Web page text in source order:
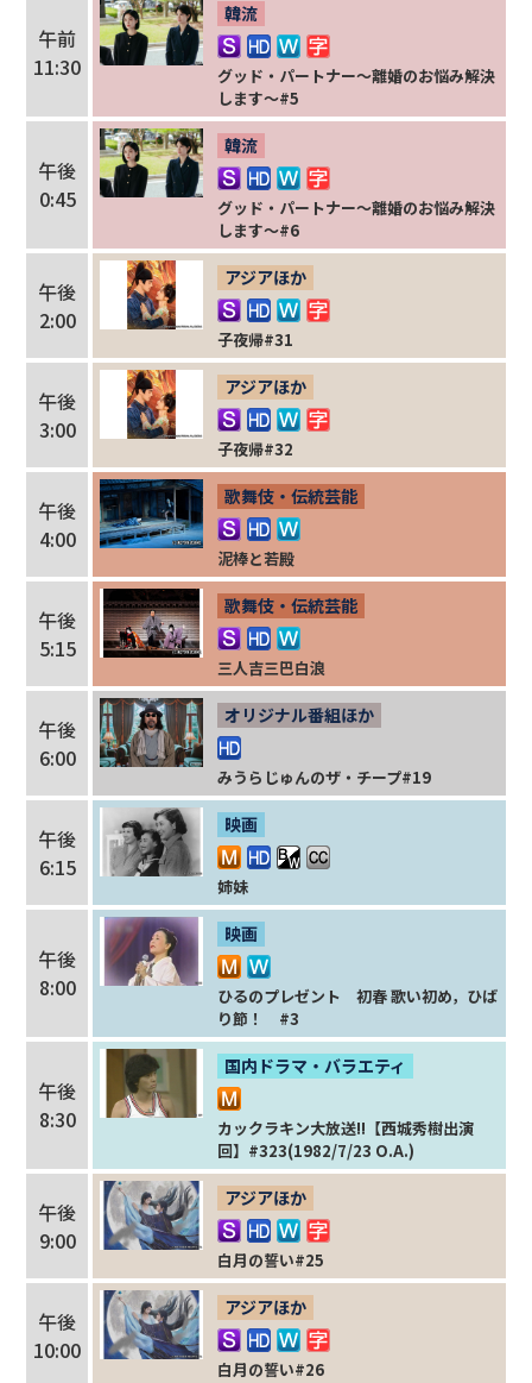
午前
11:30
韓流
グッド・パートナー～離婚のお悩み解決
します～#5
午後
0:45
韓流
グッド・パートナー～離婚のお悩み解決
します～#6
午後
2:00
アジアほか
子夜帰#31
午後
3:00
アジアほか
子夜帰#32
午後
4:00
歌舞伎・伝統芸能
泥棒と若殿
午後
5:15
歌舞伎・伝統芸能
三人吉三巴白浪
午後
6:00
オリジナル番組ほか
みうらじゅんのザ・チープ#19
午後
6:15
映画
姉妹
午後
8:00
映画
ひるのプレゼント 初春 歌い初め，ひば
り節！ #3
午後
8:30
国内ドラマ・バラエティ
カックラキン大放送!!【西城秀樹出演
回】#323(1982/7/23 O.A.)
午後
9:00
アジアほか
白月の誓い#25
午後
10:00
アジアほか
白月の誓い#26